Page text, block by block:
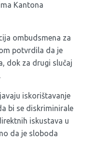
Kantona
ombudsmena za
potvrdila da je
dok za drugi slučaj
iskorištavanje
bi se diskriminirale
iskustava u
da je sloboda